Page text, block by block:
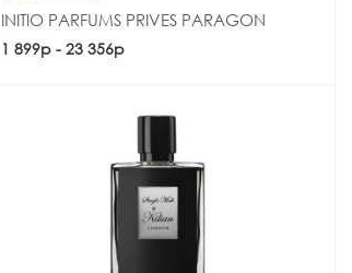
INITIO PARFUMS PRIVES PARAGON
1 899р - 23 356рКупить